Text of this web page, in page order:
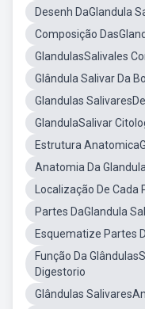
Desenh DaGlandula
Composição
GlandulasSalivales
Glândula Salivar Da
Glandulas
GlandulaSalivar
Estrutura
Anatomia Da
Localização De
Partes DaGlandula
Esquematize Partes
Função Da
Digestorio
Glândulas